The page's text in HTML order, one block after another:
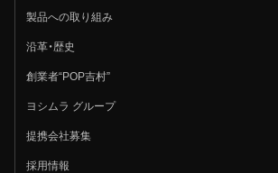
製品への取り組み
沿革・歴史
創業者“POP吉村”
ヨシムラ グループ
提携会社募集
採用情報